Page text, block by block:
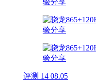
评测 14 08.05